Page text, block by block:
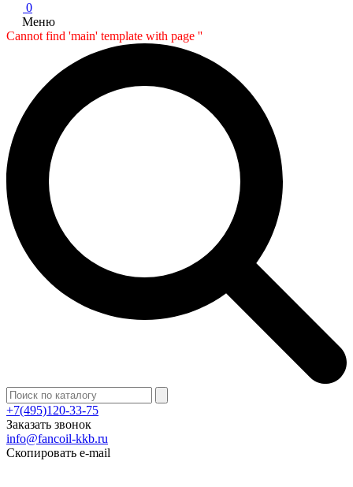
0
Меню
Cannot find 'main' template with page ''
+7(495)120-33-75
Заказать звонок
info@fancoil-kkb.ru
Скопировать e-mail